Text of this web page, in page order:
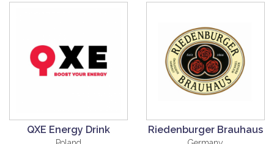
QXE Energy Drink Riedenburger Brauhaus